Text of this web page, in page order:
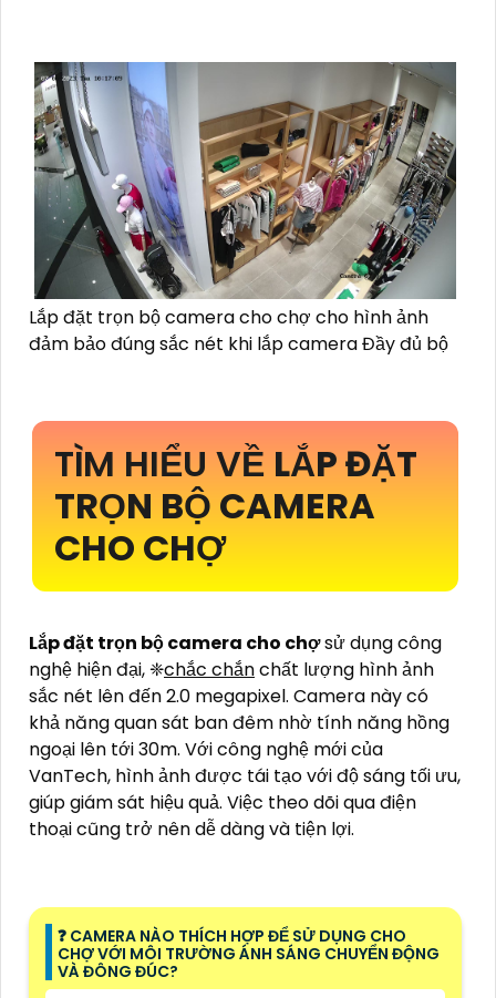
Lắp đặt trọn bộ camera cho chợ cho hình ảnh
đảm bảo đúng sắc nét khi lắp camera Đầy đủ bộ
TÌM HIỂU VỀ LẮP ĐẶT
TRỌN BỘ CAMERA
CHO CHỢ
Lắp đặt trọn bộ camera cho chợsử dụng công
nghệ hiện đại, ❈chắc chắnchất lượng hình ảnh
sắc nét lên đến 2.0 megapixel. Camera này có
khả năng quan sát ban đêm nhờ tính năng hồng
ngoại lên tới 30m. Với công nghệ mới của
VanTech, hình ảnh được tái tạo với độ sáng tối ưu,
giúp giám sát hiệu quả. Việc theo dõi qua điện
thoại cũng trở nên dễ dàng và tiện lợi.
️❓ CAMERA NÀO THÍCH HỢP ĐỂ SỬ DỤNG CHO
CHỢ VỚI MÔI TRƯỜNG ÁNH SÁNG CHUYỂN ĐỘNG
VÀ ĐÔNG ĐÚC?